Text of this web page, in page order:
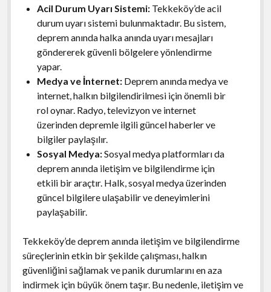
Acil Durum Uyarı Sistemi:Tekkeköy’de acil
durum uyarı sistemi bulunmaktadır. Bu sistem,
deprem anında halka anında uyarı mesajları
göndererek güvenli bölgelere yönlendirme
yapar.
Medya ve İnternet:Deprem anında medya ve
internet, halkın bilgilendirilmesi için önemli bir
rol oynar. Radyo, televizyon ve internet
üzerinden depremle ilgili güncel haberler ve
bilgiler paylaşılır.
Sosyal Medya:Sosyal medya platformları da
deprem anında iletişim ve bilgilendirme için
etkili bir araçtır. Halk, sosyal medya üzerinden
güncel bilgilere ulaşabilir ve deneyimlerini
paylaşabilir.
Tekkeköy’de deprem anında iletişim ve bilgilendirme
süreçlerinin etkin bir şekilde çalışması, halkın
güvenliğini sağlamak ve panik durumlarını en aza
indirmek için büyük önem taşır. Bu nedenle, iletişim ve